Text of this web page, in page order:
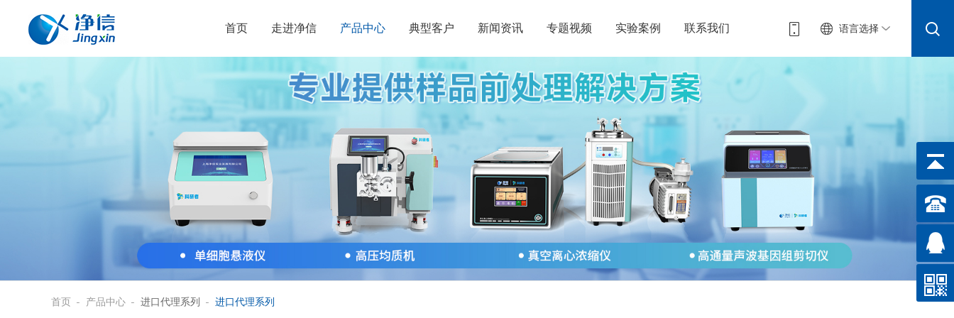
首页 走进净信 产品中心 典型客户 新闻资讯 专题视频 实验案例 联系我们 语言选择
首页 产品中心 进口代理系列 进口代理系列